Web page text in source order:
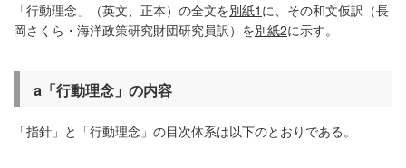
「行動理念」（英文、正本）の全文を別紙1 に、その和文仮訳（長
岡さくら・海洋政策研究財団研究員訳）を別紙2に示す。
a 「行動理念」の内容
「指針」と「行動理念」の目次体系は以下のとおりである。